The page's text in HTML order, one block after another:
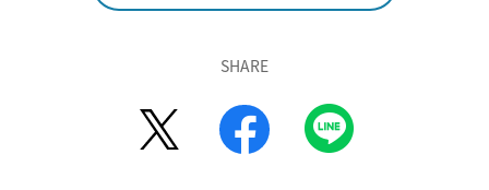
SHARE